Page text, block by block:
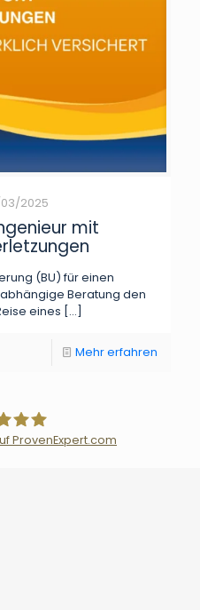
2025
mit
(BU) für einen
Beratung den
eines […]
Mehr erfahren
ProvenExpert.com